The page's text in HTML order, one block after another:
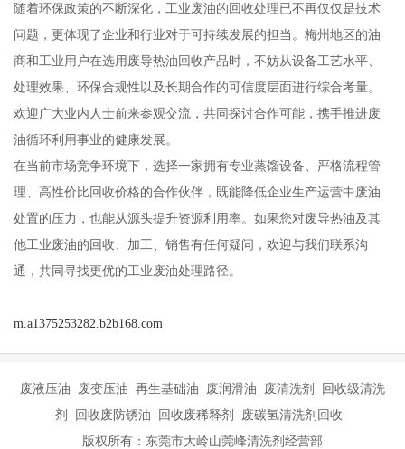
随着环保政策的不断深化，工业废油的回收处理已不再仅仅是技术
问题，更体现了企业和行业对于可持续发展的担当。梅州地区的油
商和工业用户在选用废导热油回收产品时，不妨从设备工艺水平、
处理效果、环保合规性以及长期合作的可信度层面进行综合考量。
欢迎广大业内人士前来参观交流，共同探讨合作可能，携手推进废
油循环利用事业的健康发展。
在当前市场竞争环境下，选择一家拥有专业蒸馏设备、严格流程管
理、高性价比回收价格的合作伙伴，既能降低企业生产运营中废油
处置的压力，也能从源头提升资源利用率。如果您对废导热油及其
他工业废油的回收、加工、销售有任何疑问，欢迎与我们联系沟
通，共同寻找更优的工业废油处理路径。
m.a1375253282.b2b168.com
废液压油 废变压油 再生基础油 废润滑油 废清洗剂 回收级清洗
剂 回收废防锈油 回收废稀释剂 废碳氢清洗剂回收
版权所有：东莞市大岭山莞峰清洗剂经营部